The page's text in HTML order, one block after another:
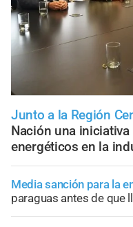
Junto a la Región
Nación una
energéticos en la
Media sanción para la
paraguas antes de que